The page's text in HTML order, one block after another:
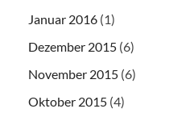
Januar 2016 (1)
Dezember 2015 (6)
November 2015 (6)
Oktober 2015 (4)